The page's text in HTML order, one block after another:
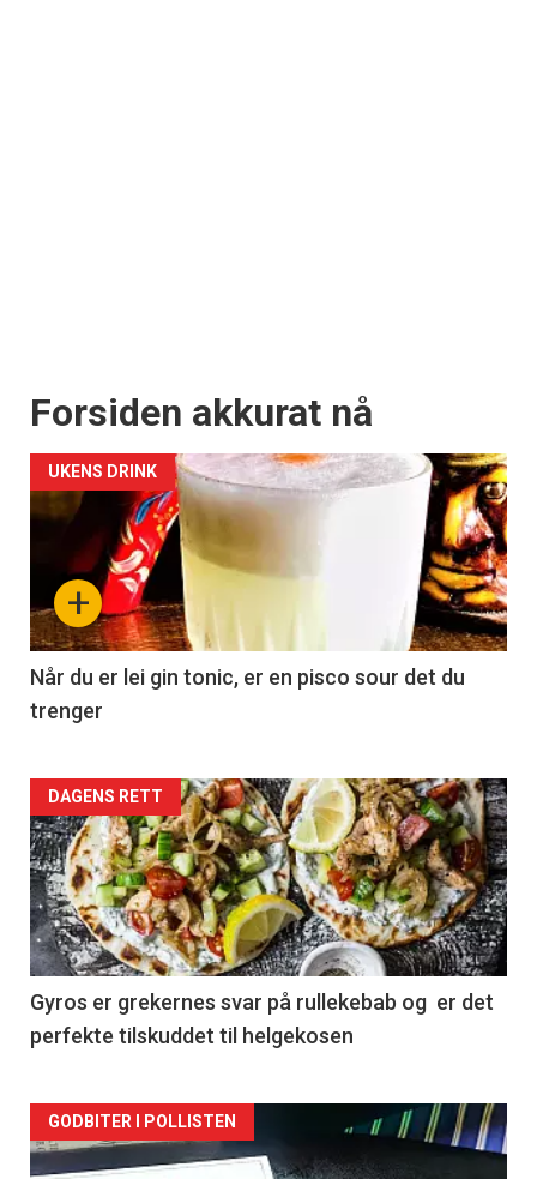
Forsiden akkurat nå
+
UKENS DRINK
Når du er lei gin tonic, er en pisco sour det du
trenger
Forsiden
akkurat
nå
-
2
DAGENS RETT
Gyros er grekernes svar på rullekebab og er det
perfekte tilskuddet til helgekosen
Forsiden
GODBITER I POLLISTEN